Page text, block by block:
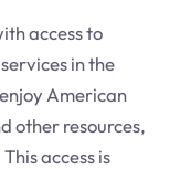
access to
in the
American
other resources,
access is